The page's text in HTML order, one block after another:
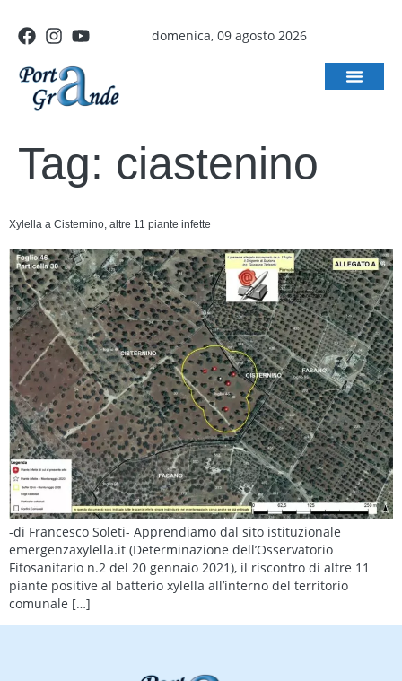
domenica, 09 agosto 2026
Tag: ciastenino
Xylella a Cisternino, altre 11 piante infette
-di Francesco Soleti- Apprendiamo dal sito istituzionale
emergenzaxylella.it (Determinazione dell’Osservatorio
Fitosanitario n.2 del 20 gennaio 2021), il riscontro di altre 11
piante positive al batterio xylella all’interno del territorio
comunale […]